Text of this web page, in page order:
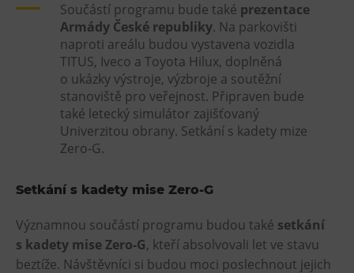
Součástí programu bude také prezentace
Armády České republiky. Na parkovišti
naproti areálu budou vystavena vozidla
TITUS, Iveco a Toyota Hilux, doplněná
o ukázky výstroje, výzbroje a soutěžní
stanoviště pro veřejnost. Připraven bude
také letecký simulátor zajišťovaný
Univerzitou obrany. Setkání s kadety mize
Zero-G.
Setkání s kadety mise Zero-G
Významnou součástí programu budou také setkání
s kadety mise Zero-G, kteří absolvovali let ve stavu
beztíže. Návštěvníci si budou moci poslechnout jejich